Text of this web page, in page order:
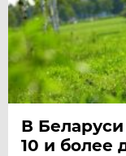
В
10 и более